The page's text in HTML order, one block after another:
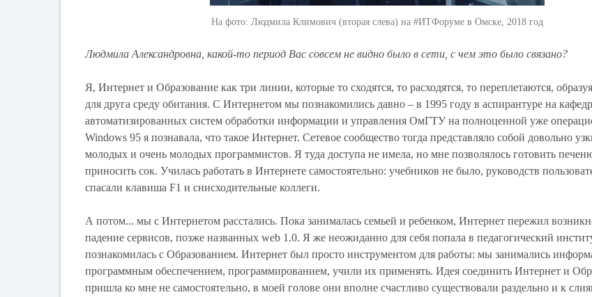
На фото: Людмила Климович (вторая слева) на #ИТФоруме в Омске, 2018 год
Людмила Александровна, какой-то период Вас совсем не видно было в сети, с чем это было связано?
Я, Интернет и Образование как три линии, которые то сходятся, то расходятся, то переплетаются,
для друга среду обитания. С Интернетом мы познакомились давно – в 1995 году в аспирантуре на
автоматизированных систем обработки информации и управления ОмГТУ на полноценной уже
Windows 95 я познавала, что такое Интернет. Сетевое сообщество тогда представляло собой довольно
молодых и очень молодых программистов. Я туда доступа не имела, но мне позволялось готовить
приносить сок. Училась работать в Интернете самостоятельно: учебников не было, руководств
спасали клавиша F1 и снисходительные коллеги.
А потом... мы с Интернетом расстались. Пока занималась семьей и ребенком, Интернет пережил
падение сервисов, позже названных web 1.0. Я же неожиданно для себя попала в педагогический
познакомилась с Образованием. Интернет был просто инструментом для работы: мы занимались
программным обеспечением, программированием, учили их применять. Идея соединить Интернет и
пришла ко мне не самостоятельно, в моей голове они вполне счастливо существовали раздельно и к